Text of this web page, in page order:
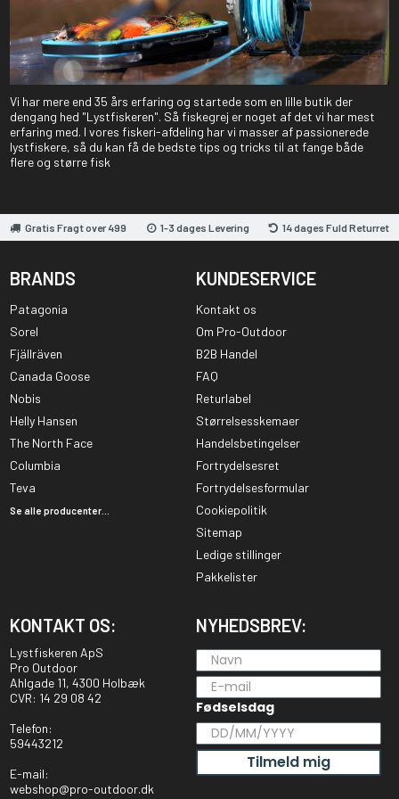
Vi har mere end 35 års erfaring og startede som en lille butik der
dengang hed "Lystfiskeren". Så fiskegrej er noget af det vi har mest
erfaring med. I vores fiskeri-afdeling har vi masser af passionerede
lystfiskere, så du kan få de bedste tips og tricks til at fange både
flere og større fisk
Gratis Fragt over 499 1-3 dages Levering 14 dages Fuld Returret
BRANDS
Patagonia
Sorel
Fjällräven
Canada Goose
Nobis
Helly Hansen
The North Face
Columbia
Teva
Se alle producenter...
KUNDESERVICE
Kontakt os
Om Pro-Outdoor
B2B Handel
FAQ
Returlabel
Størrelsesskemaer
Handelsbetingelser
Fortrydelsesret
Fortrydelsesformular
Cookiepolitik
Sitemap
Ledige stillinger
Pakkelister
KONTAKT OS:
Lystfiskeren ApS
Pro Outdoor
Ahlgade 11, 4300 Holbæk
CVR: 14 29 08 42
Telefon:
59443212
E-mail:
webshop@pro-outdoor.dk
NYHEDSBREV:
Fødselsdag
Tilmeld mig